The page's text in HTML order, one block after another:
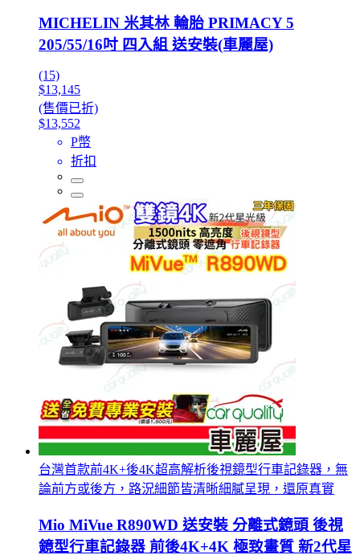
MICHELIN 米其林 輪胎 PRIMACY 5
205/55/16吋 四入組 送安裝(車麗屋)
(15)
$13,145
(售價已折)
$13,552
P幣
折扣
台灣首款前4K+後4K超高解析後視鏡型行車記錄器，無
論前方或後方，路況細節皆清晰細膩呈現，還原真實
Mio MiVue R890WD 送安裝 分離式鏡頭 後視
鏡型行車記錄器 前後4K+4K 極致畫質 新2代星